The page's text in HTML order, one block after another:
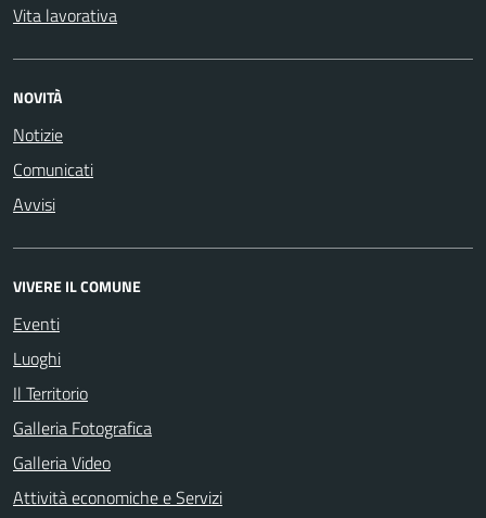
Vita lavorativa
NOVITÀ
Notizie
Comunicati
Avvisi
VIVERE IL COMUNE
Eventi
Luoghi
Il Territorio
Galleria Fotografica
Galleria Video
Attività economiche e Servizi